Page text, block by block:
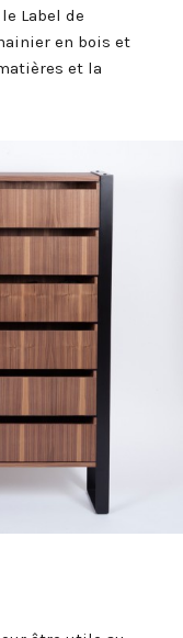
Label de
en bois et
et la